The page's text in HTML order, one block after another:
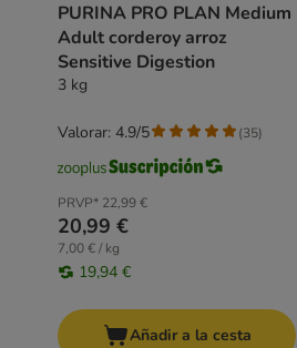
PURINA PRO PLAN Medium
Adult corderoy arroz
Sensitive Digestion
3 kg
PRVP* 22,99 €
20,99 €
7,00 € / kg
19,94 €
Valorar: 4.9/5 (35)
Añadir a la cesta